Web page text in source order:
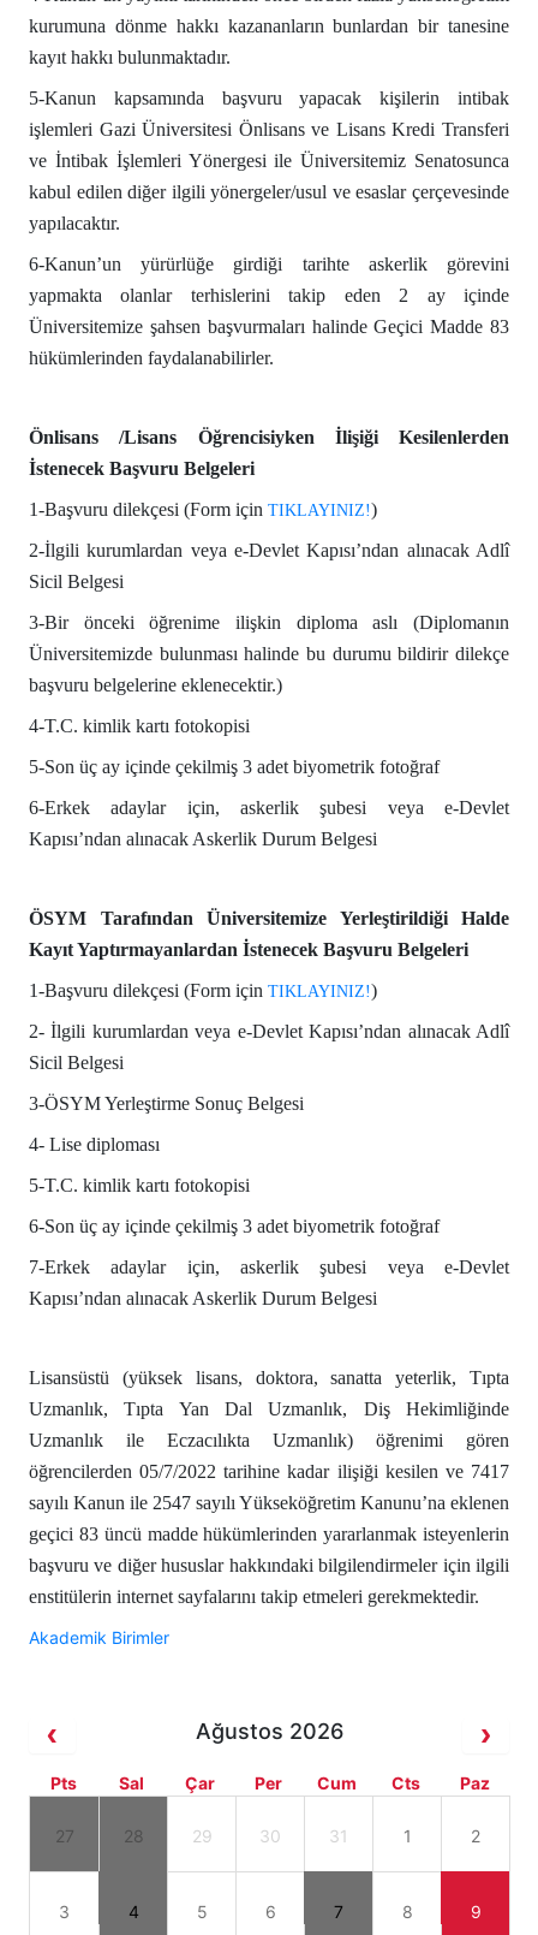
kurumuna dönme hakkı kazananların bunlardan bir tanesine
kayıt hakkı bulunmaktadır.
5-Kanun kapsamında başvuru yapacak kişilerin intibak
işlemleri Gazi Üniversitesi Önlisans ve Lisans Kredi Transferi
ve İntibak İşlemleri Yönergesi ile Üniversitemiz Senatosunca
kabul edilen diğer ilgili yönergeler/usul ve esaslar çerçevesinde
yapılacaktır.
6-Kanun’un yürürlüğe girdiği tarihte askerlik görevini
yapmakta olanlar terhislerini takip eden 2 ay içinde
Üniversitemize şahsen başvurmaları halinde Geçici Madde 83
hükümlerinden faydalanabilirler.
Önlisans /Lisans Öğrencisiyken İlişiği Kesilenlerden
İstenecek Başvuru Belgeleri
1-Başvuru dilekçesi (Form için TIKLAYINIZ!)
2-İlgili kurumlardan veya e-Devlet Kapısı’ndan alınacak Adlî
Sicil Belgesi
3-Bir önceki öğrenime ilişkin diploma aslı (Diplomanın
Üniversitemizde bulunması halinde bu durumu bildirir dilekçe
başvuru belgelerine eklenecektir.)
4-T.C. kimlik kartı fotokopisi
5-Son üç ay içinde çekilmiş 3 adet biyometrik fotoğraf
6-Erkek adaylar için, askerlik şubesi veya e-Devlet
Kapısı’ndan alınacak Askerlik Durum Belgesi
ÖSYM Tarafından Üniversitemize Yerleştirildiği Halde
Kayıt Yaptırmayanlardan İstenecek Başvuru Belgeleri
1-Başvuru dilekçesi (Form için TIKLAYINIZ!)
2- İlgili kurumlardan veya e-Devlet Kapısı’ndan alınacak Adlî
Sicil Belgesi
3-ÖSYM Yerleştirme Sonuç Belgesi
4- Lise diploması
5-T.C. kimlik kartı fotokopisi
6-Son üç ay içinde çekilmiş 3 adet biyometrik fotoğraf
7-Erkek adaylar için, askerlik şubesi veya e-Devlet
Kapısı’ndan alınacak Askerlik Durum Belgesi
Lisansüstü (yüksek lisans, doktora, sanatta yeterlik, Tıpta
Uzmanlık, Tıpta Yan Dal Uzmanlık, Diş Hekimliğinde
Uzmanlık ile Eczacılıkta Uzmanlık) öğrenimi gören
öğrencilerden 05/7/2022 tarihine kadar ilişiği kesilen ve 7417
sayılı Kanun ile 2547 sayılı Yükseköğretim Kanunu’na eklenen
geçici 83 üncü madde hükümlerinden yararlanmak isteyenlerin
başvuru ve diğer hususlar hakkındaki bilgilendirmeler için ilgili
enstitülerin internet sayfalarını takip etmeleri gerekmektedir.
Akademik Birimler
Ağustos 2026
Pts Sal Çar Per Cum Cts Paz
27 28 29 30 31 1 2
3 4 5 6 7 8 9